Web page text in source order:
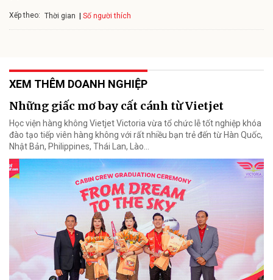
Xếp theo: Thời gian Số người thích
XEM THÊM DOANH NGHIỆP
Những giấc mơ bay cất cánh từ Vietjet
Học viện hàng không Vietjet Victoria vừa tổ chức lễ tốt nghiệp khóa
đào tạo tiếp viên hàng không với rất nhiều bạn trẻ đến từ Hàn Quốc,
Nhật Bản, Philippines, Thái Lan, Lào…